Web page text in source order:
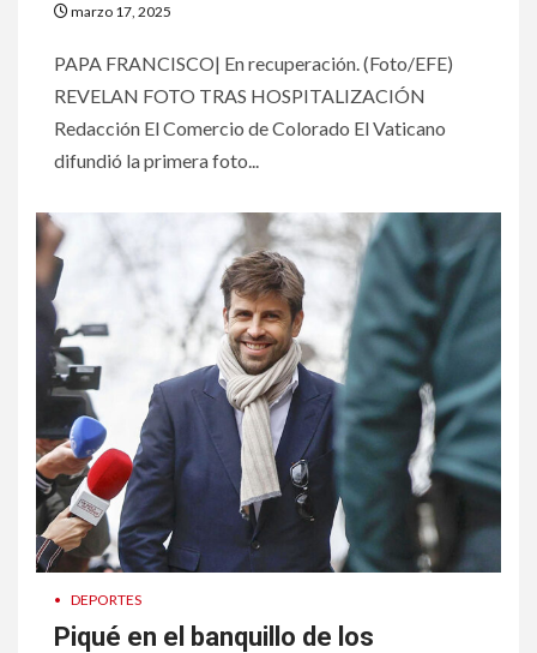
marzo 17, 2025
PAPA FRANCISCO| En recuperación. (Foto/EFE)
REVELAN FOTO TRAS HOSPITALIZACIÓN
Redacción El Comercio de Colorado El Vaticano
difundió la primera foto...
• DEPORTES
Piqué en el banquillo de los